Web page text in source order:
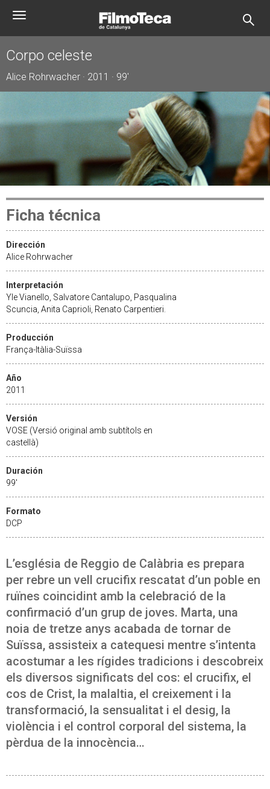
Toggle
Corpo celeste
Alice Rohrwacher · 2011 · 99'
Ficha técnica
Dirección
Alice Rohrwacher
Interpretación
Yle Vianello, Salvatore Cantalupo, Pasqualina
Scuncia, Anita Caprioli, Renato Carpentieri.
Producción
França-Itàlia-Suïssa
Año
2011
Versión
VOSE (Versió original amb subtítols en
castellà)
Duración
99'
Formato
DCP
L’església de Reggio de Calàbria es prepara
per rebre un vell crucifix rescatat d’un poble en
ruïnes coincidint amb la celebració de la
confirmació d’un grup de joves. Marta, una
noia de tretze anys acabada de tornar de
Suïssa, assisteix a catequesi mentre s’intenta
acostumar a les rígides tradicions i descobreix
els diversos significats del cos: el crucifix, el
cos de Crist, la malaltia, el creixement i la
transformació, la sensualitat i el desig, la
violència i el control corporal del sistema, la
pèrdua de la innocència…